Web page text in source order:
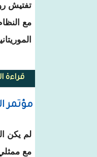
مع
قراءة
مؤتمر
لم يكن
مع